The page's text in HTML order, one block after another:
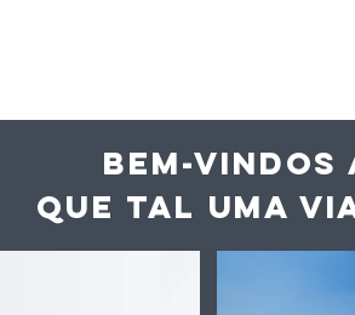
BEM-VINDOS
QUE TAL UMA